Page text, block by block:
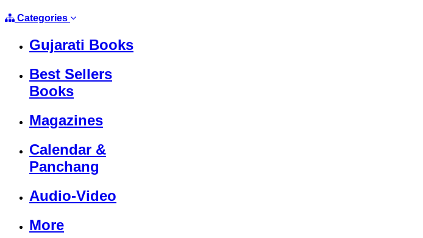
Categories
Gujarati Books
Best Sellers
Books
Magazines
Calendar &
Panchang
Audio-Video
More